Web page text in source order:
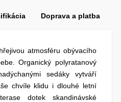
Doprava a platba
atmosféru obývacího
Organický polyratanový
sedáky vytváří
chvíle klidu i dlouhé letní
dotek skandinávské